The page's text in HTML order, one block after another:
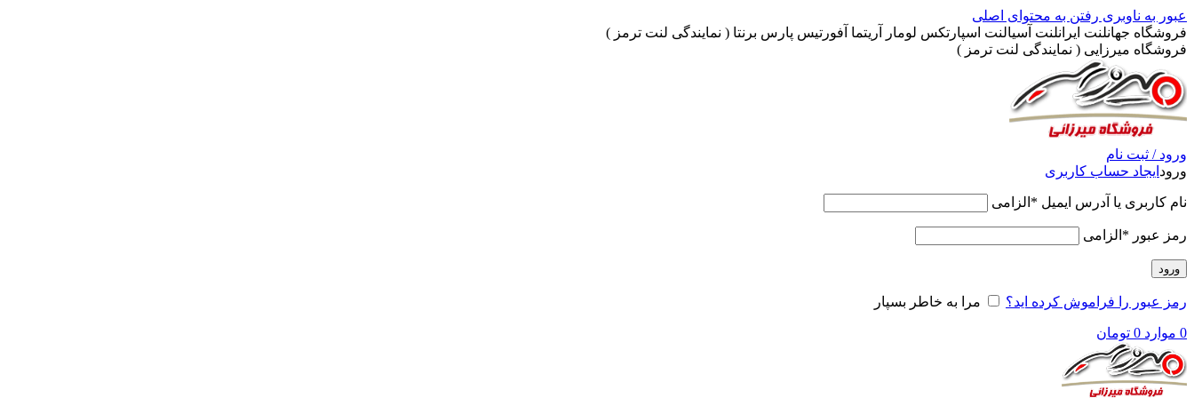
عبور به ناوبری رفتن به محتوای اصلی
فروشگاه جهانلنت ایرانلنت آسیالنت اسپارتکس لومار آریتما آفورتیس پارس برنتا ( نمایندگی لنت ترمز )
فروشگاه میرزایی ( نمایندگی لنت ترمز )
ورود / ثبت نام
ورود ایجاد حساب کاربری
نام کاربری یا آدرس ایمیل * الزامی
رمز عبور * الزامی
ورود
رمز عبور را فراموش کرده اید؟ مرا به خاطر بسپار
0 موارد 0 تومان